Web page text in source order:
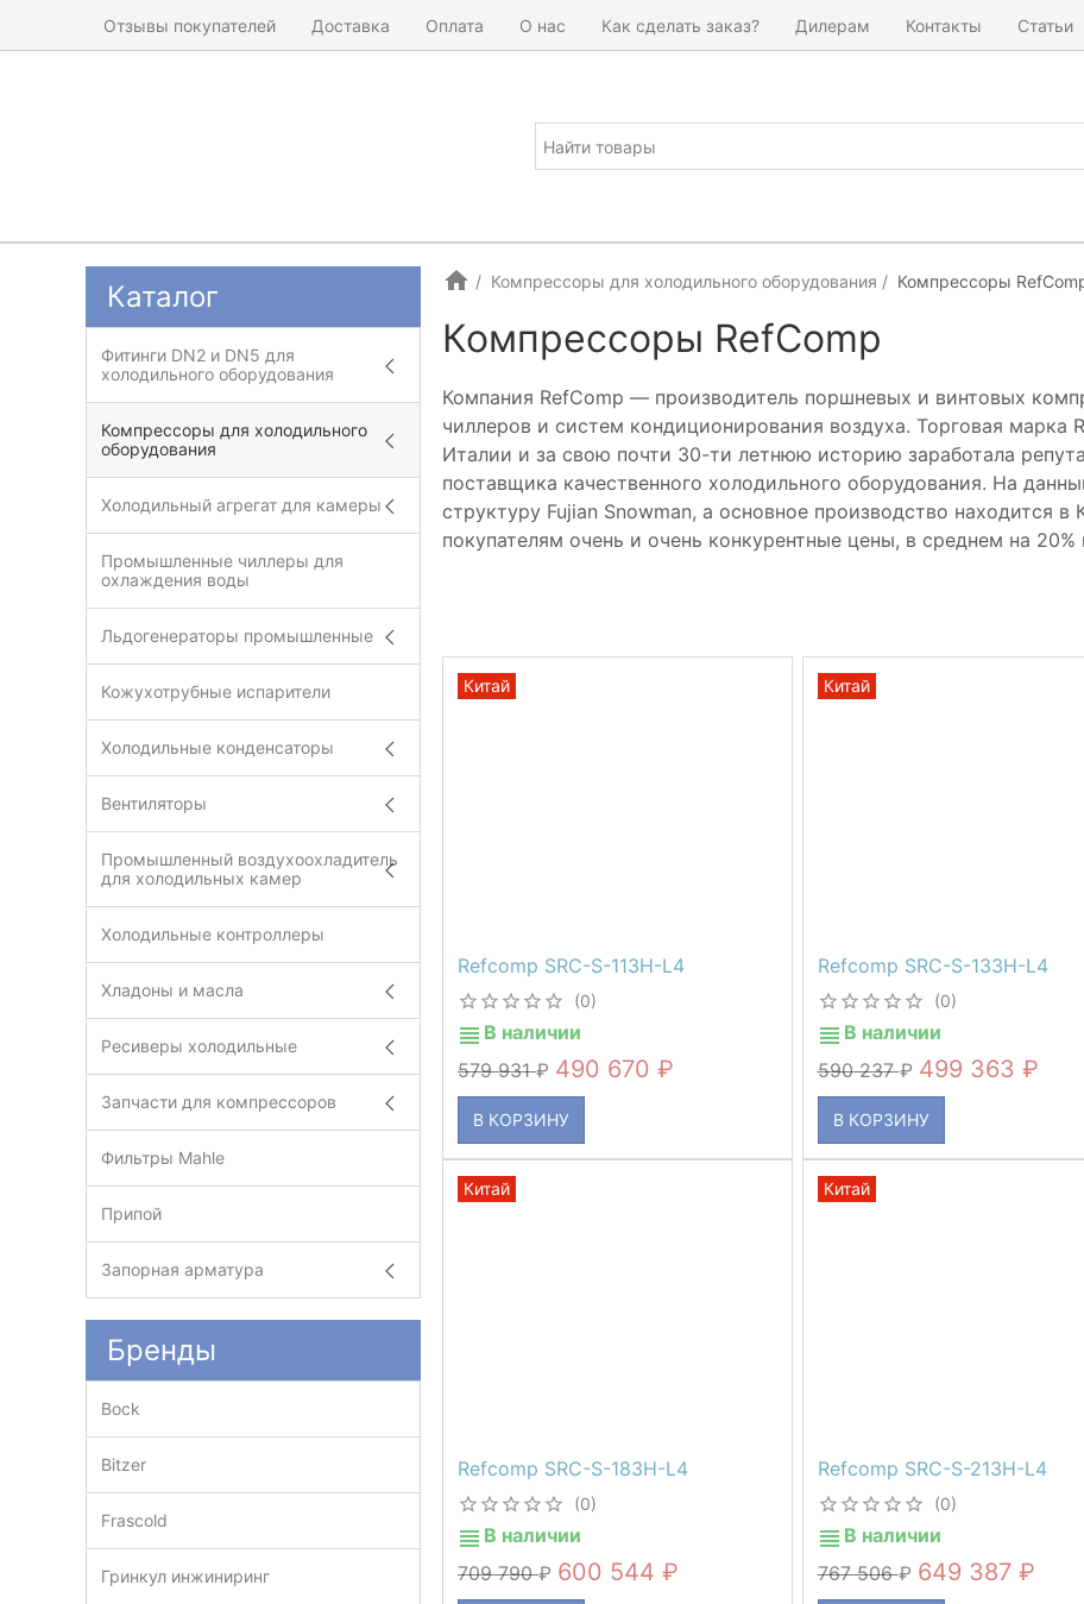
Отзывы покупателей Доставка Оплата О нас Как сделать заказ? Дилерам Контакты Статьи
Компрессоры для холодильного оборудования Компрессоры
Компрессоры RefComp
Компания RefComp — производитель поршневых и винтовых
чиллеров и систем кондиционирования воздуха. Торговая марка
Италии и за свою почти 30-ти летнюю историю заработала
поставщика качественного холодильного оборудования. На
структуру Fujian Snowman, а основное производство находится в
покупателям очень и очень конкурентные цены, в среднем на
Refcomp SRC-S-113H-L4
(0)
В наличии
579 931
490 670
В КОРЗИНУ
Китай
Refcomp SRC-S-133H-L4
(0)
В наличии
590 237
499 363
В КОРЗИНУ
Китай
Refcomp SRC-S-183H-L4
(0)
В наличии
709 790
600 544
Китай
Refcomp SRC-S-213H-L4
(0)
В наличии
767 506
649 387
Китай
Каталог
Фитинги DN2 и DN5 для
холодильного оборудования
Компрессоры для холодильного
оборудования
Холодильный агрегат для камеры
Промышленные чиллеры для
охлаждения воды
Льдогенераторы промышленные
Кожухотрубные испарители
Холодильные конденсаторы
Вентиляторы
Промышленный воздухоохладитель
для холодильных камер
Холодильные контроллеры
Хладоны и масла
Ресиверы холодильные
Запчасти для компрессоров
Фильтры Mahle
Припой
Запорная арматура
Бренды
Bock
Bitzer
Frascold
Гринкул инжиниринг